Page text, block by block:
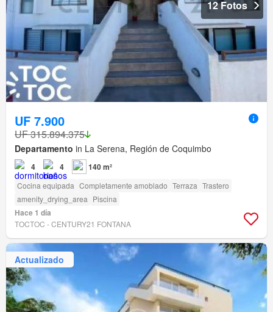
12 Fotos
UF 7.900
UF 315.894.375
Departamento in La Serena, Región de Coquimbo
4 4 140 m²
Cocina equipada Completamente amoblado Terraza Trastero
amenity_drying_area Piscina
Hace 1 día
TOCTOC - CENTURY21 FONTANA
Actualizado